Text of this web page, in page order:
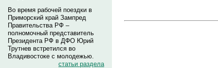
Во время рабочей поездки в
Приморский край Зампред
Правительства РФ –
полномочный представитель
Президента РФ в ДФО Юрий
Трутнев встретился во
Владивостоке с молодежью.
статьи раздела